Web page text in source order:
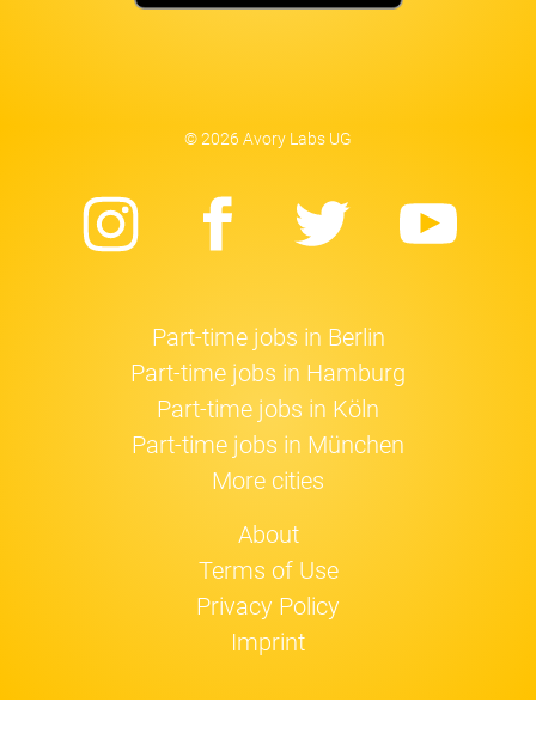
© 2026 Avory Labs UG
Instagram
Facebook
Twitter
Part-time jobs in Berlin
Part-time jobs in Hamburg
Part-time jobs in Köln
Part-time jobs in München
More cities
About
Terms of Use
Privacy Policy
Imprint